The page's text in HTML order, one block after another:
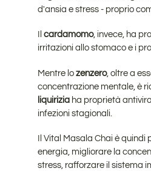
d'ansia e stress - proprio
cardamomo, invece, ha
irritazioni allo stomaco e i
Mentre lo zenzero, oltre a
concentrazione mentale, è
liquirizia ha proprietà
infezioni stagionali.
Il Vital Masala Chai è
energia, migliorare la
stress, rafforzare il sistema